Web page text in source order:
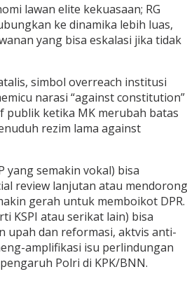
lawan elite kekuasaan; RG
ke dinamika lebih luas,
yang bisa eskalasi jika tidak
simbol overreach institusi
narasi “against constitution”
publik ketika MK merubah batas
rezim lama against
yang semakin vokal) bisa
review lanjutan atau mendorong
gerah untuk memboikot DPR.
KSPI atau serikat lain) bisa
upah dan reformasi, aktvis anti-
amplifikasi isu perlindungan
Polri di KPK/BNN.